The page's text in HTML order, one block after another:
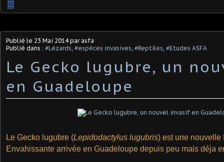
…
Publié le 23 Mai 2014par asfa
Publié dans : #Lézards #espèces invasives #Reptiles #Etudes ASFA
Le Gecko lugubre, un
en Guadeloupe
Le Gecko lugubre (Lepidodactylus lugubris) est une nouvelle
Envahissante arrivée en Guadeloupe depuis peu mais déja